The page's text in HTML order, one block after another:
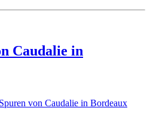
Caudalie in
von Caudalie in Bordeaux